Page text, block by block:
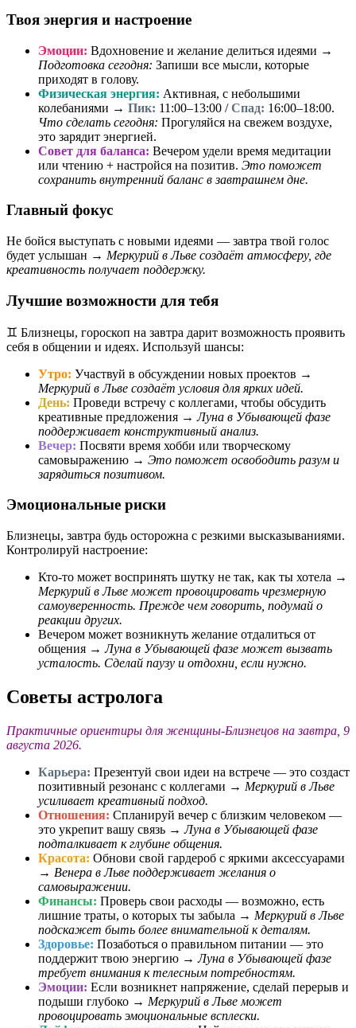
Твоя энергия и настроение
Эмоции: Вдохновение и желание делиться идеями →
Подготовка сегодня: Запиши все мысли, которые
приходят в голову.
Физическая энергия: Активная, с небольшими
колебаниями → Пик: 11:00–13:00 /Спад: 16:00–18:00.
Что сделать сегодня: Прогуляйся на свежем воздухе,
это зарядит энергией.
Совет для баланса: Вечером удели время медитации
или чтению + настройся на позитив. Это поможет
сохранить внутренний баланс в завтрашнем дне.
Главный фокус
Не бойся выступать с новыми идеями — завтра твой голос
будет услышан → Меркурий в Льве создаёт атмосферу, где
креативность получает поддержку.
Лучшие возможности для тебя
♊ Близнецы, гороскоп на завтра дарит возможность проявить
себя в общении и идеях. Используй шансы:
Утро: Участвуй в обсуждении новых проектов →
Меркурий в Льве создаёт условия для ярких идей.
День: Проведи встречу с коллегами, чтобы обсудить
креативные предложения →Луна в Убывающей фазе
поддерживает конструктивный анализ.
Вечер: Посвяти время хобби или творческому
самовыражению → Это поможет освободить разум и
зарядиться позитивом.
Эмоциональные риски
Близнецы, завтра будь осторожна с резкими высказываниями.
Контролируй настроение:
Кто-то может воспринять шутку не так, как ты хотела →
Меркурий в Льве может провоцировать чрезмерную
самоуверенность. Прежде чем говорить, подумай о
реакции других.
Вечером может возникнуть желание отдалиться от
общения →Луна в Убывающей фазе может вызвать
усталость. Сделай паузу и отдохни, если нужно.
Советы астролога
Практичные ориентиры для женщины-Близнецов на завтра, 9
августа 2026.
Карьера: Презентуй свои идеи на встрече — это создаст
позитивный резонанс с коллегами → Меркурий в Льве
усиливает креативный подход.
Отношения: Спланируй вечер с близким человеком —
это укрепит вашу связь →Луна в Убывающей фазе
подталкивает к глубине общения.
Красота: Обнови свой гардероб с яркими аксессуарами
→ Венера в Льве поддерживает желания о
самовыражении.
Финансы: Проверь свои расходы — возможно, есть
лишние траты, о которых ты забыла → Меркурий в Льве
подскажет быть более внимательной к деталям.
Здоровье: Позаботься о правильном питании — это
поддержит твою энергию →Луна в Убывающей фазе
требует внимания к телесным потребностям.
Эмоции: Если возникнет напряжение, сделай перерыв и
подыши глубоко → Меркурий в Льве может
провоцировать эмоциональные всплески.